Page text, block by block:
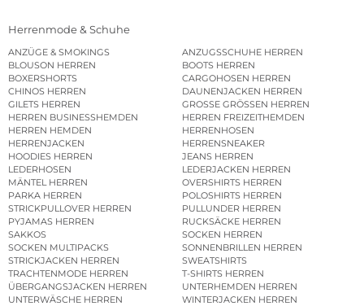
Herrenmode & Schuhe
ANZÜGE & SMOKINGS
ANZUGSSCHUHE HERREN
BLOUSON HERREN
BOOTS HERREN
BOXERSHORTS
CARGOHOSEN HERREN
CHINOS HERREN
DAUNENJACKEN HERREN
GILETS HERREN
GROSSE GRÖSSEN HERREN
HERREN BUSINESSHEMDEN
HERREN FREIZEITHEMDEN
HERREN HEMDEN
HERRENHOSEN
HERRENJACKEN
HERRENSNEAKER
HOODIES HERREN
JEANS HERREN
LEDERHOSEN
LEDERJACKEN HERREN
MÄNTEL HERREN
OVERSHIRTS HERREN
PARKA HERREN
POLOSHIRTS HERREN
STRICKPULLOVER HERREN
PULLUNDER HERREN
PYJAMAS HERREN
RUCKSÄCKE HERREN
SAKKOS
SOCKEN HERREN
SOCKEN MULTIPACKS
SONNENBRILLEN HERREN
STRICKJACKEN HERREN
SWEATSHIRTS
TRACHTENMODE HERREN
T-SHIRTS HERREN
ÜBERGANGSJACKEN HERREN
UNTERHEMDEN HERREN
UNTERWÄSCHE HERREN
WINTERJACKEN HERREN